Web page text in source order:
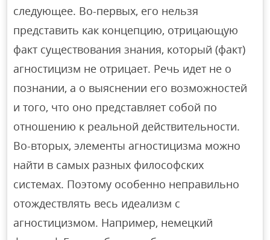
следующее. Во-первых, его нельзя
представить как концепцию, отрицающую
факт существования знания, который (факт)
агностицизм не отрицает. Речь идет не о
познании, а о выяснении его возможностей
и того, что оно представляет собой по
отношению к реальной действительности.
Во-вторых, элементы агностицизма можно
найти в самых разных философских
системах. Поэтому особенно неправильно
отождествлять весь идеализм с
агностицизмом. Например, немецкий